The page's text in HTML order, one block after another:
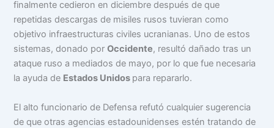
finalmente cedieron en diciembre después de que
repetidas descargas de misiles rusos tuvieran como
objetivo infraestructuras civiles ucranianas. Uno de estos
sistemas, donado porOccidente, resultó dañado tras un
ataque ruso a mediados de mayo, por lo que fue necesaria
la ayuda de Estados Unidos para repararlo.
El alto funcionario de Defensa refutó cualquier sugerencia
de que otras agencias estadounidenses estén tratando de